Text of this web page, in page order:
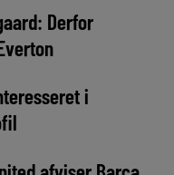
Derfor
i